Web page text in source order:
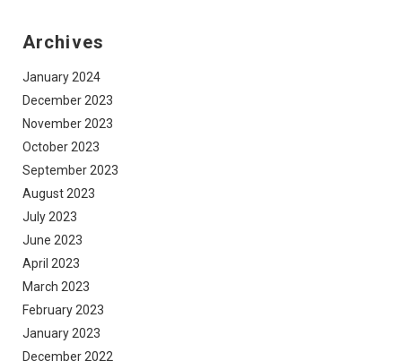
Archives
January 2024
December 2023
November 2023
October 2023
September 2023
August 2023
July 2023
June 2023
April 2023
March 2023
February 2023
January 2023
December 2022